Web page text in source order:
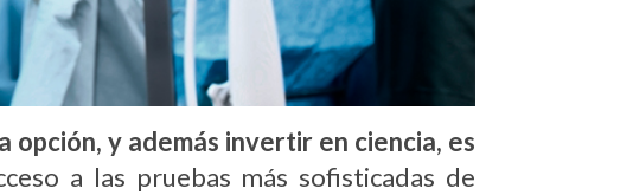
y además invertir en ciencia, es
a las pruebas más sofisticadas de